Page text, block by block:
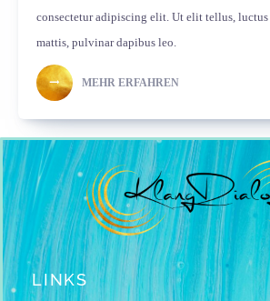
consectetur adipiscing elit. Ut elit tellus,
mattis, pulvinar dapibus leo.
MEHR ERFAHREN
LINKS